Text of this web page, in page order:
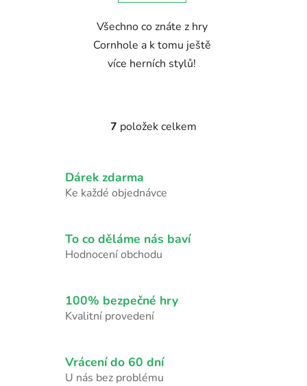
Všechno co znáte z hry
Cornhole a k tomu ještě
více herních stylů!
O
d
í
p
k
y
p
i
7 položek celkem
Dárek zdarma
Ke každé objednávce
To co děláme nás baví
Hodnocení obchodu
100% bezpečné hry
Kvalitní provedení
Vrácení do 60 dní
U nás bez problému